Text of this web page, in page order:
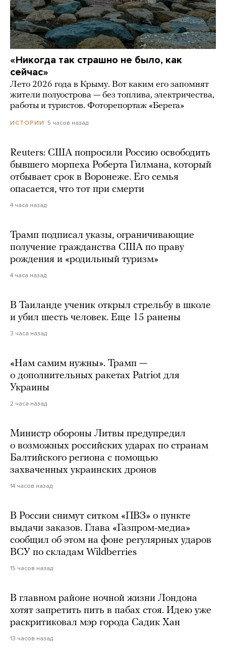
«Никогда так страшно не было, как
сейчас»
Лето 2026 года в Крыму. Вот каким его запомнят
жители полуострова — без топлива, электричества,
работы и туристов. Фоторепортаж «Берега»
ИСТОРИИ 5 часов назад
Reuters: США попросили Россию освободить
бывшего морпеха Роберта Гилмана, который
отбывает срок в Воронеже. Его семья
опасается, что тот при смерти
4 часа назад
Трамп подписал указы, ограничивающие
получение гражданства США по праву
рождения и «родильный туризм»
4 часа назад
В Таиланде ученик открыл стрельбу в школе
и убил шесть человек. Еще 15 ранены
3 часа назад
«Нам самим нужны». Трамп —
о дополнительных ракетах Patriot для
Украины
2 часа назад
Министр обороны Литвы предупредил
о возможных российских ударах по странам
Балтийского региона с помощью
захваченных украинских дронов
14 часов назад
В России снимут ситком «ПВЗ» о пункте
выдачи заказов. Глава «Газпром-медиа»
сообщил об этом на фоне регулярных ударов
ВСУ по складам Wildberries
15 часов назад
В главном районе ночной жизни Лондона
хотят запретить пить в пабах стоя. Идею уже
раскритиковал мэр города Садик Хан
13 часов назад